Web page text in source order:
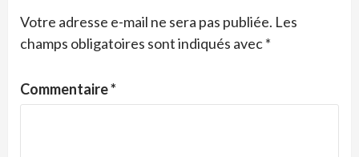
Votre adresse e-mail ne sera pas publiée. Les
champs obligatoires sont indiqués avec*
Commentaire*